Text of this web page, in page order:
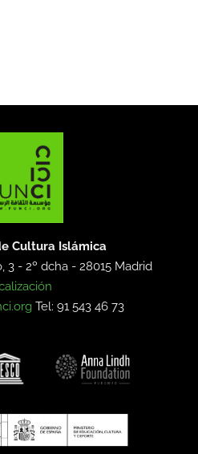
Cultura Islámica
3 - 2º dcha -28015 Madrid
Tel: 91 543 46 73